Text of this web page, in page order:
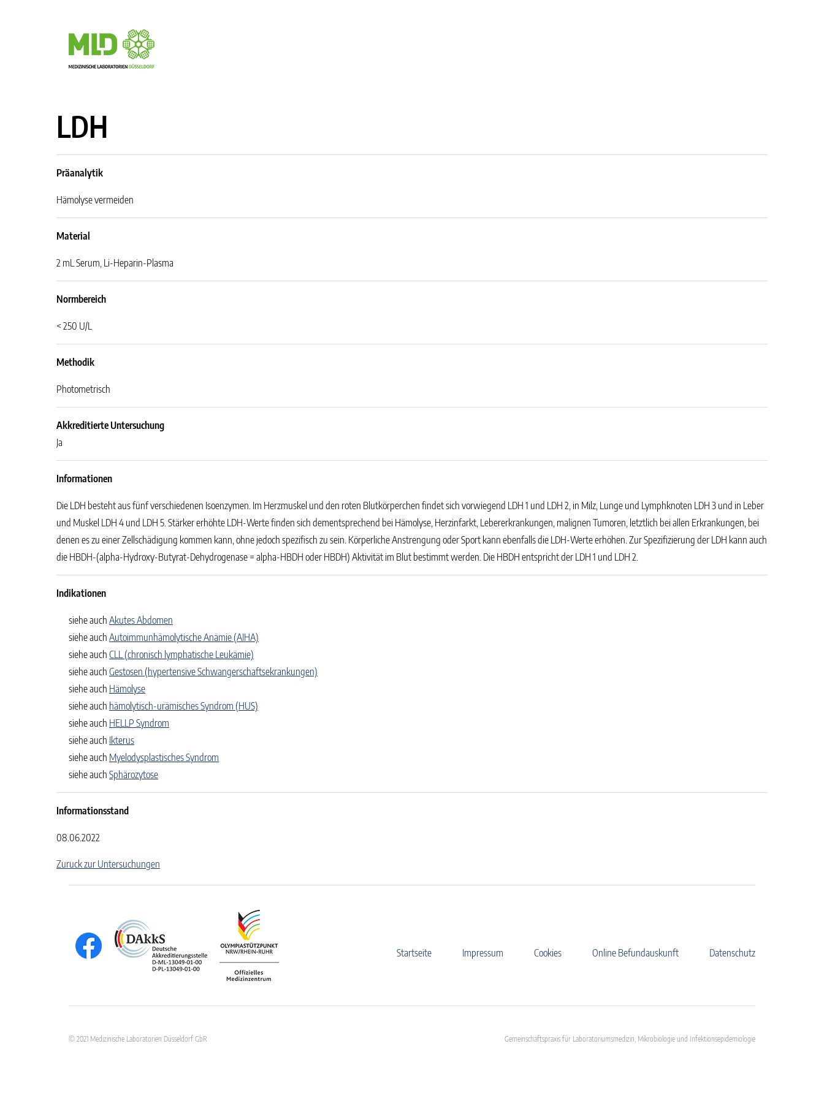
LDH
Präanalytik
Hämolyse vermeiden
Material
2 mL Serum, Li-Heparin-Plasma
Normbereich
< 250 U/L
Methodik
Photometrisch
Akkreditierte Untersuchung
Ja
Informationen
Die LDH besteht aus fünf verschiedenen Isoenzymen. Im Herzmuskel und den roten Blutkörperchen findet sich vorwiegend LDH 1 und LDH 2, in Milz, Lunge und Lymphknoten LDH 3 und in Leber
und Muskel LDH 4 und LDH 5. Stärker erhöhte LDH-Werte finden sich dementsprechend bei Hämolyse, Herzinfarkt, Lebererkrankungen, malignen Tumoren, letztlich bei allen Erkrankungen, bei
denen es zu einer Zellschädigung kommen kann, ohne jedoch spezifisch zu sein. Körperliche Anstrengung oder Sport kann ebenfalls die LDH-Werte erhöhen. Zur Spezifizierung der LDH kann auch
die HBDH-(alpha-Hydroxy-Butyrat-Dehydrogenase = alpha-HBDH oder HBDH) Aktivität im Blut bestimmt werden. Die HBDH entspricht der LDH 1 und LDH 2.
Indikationen
siehe auch Akutes Abdomen
siehe auch Autoimmunhämolytische Anämie (AIHA)
siehe auch CLL (chronisch lymphatische Leukämie)
siehe auch Gestosen (hypertensive Schwangerschaftsekrankungen)
siehe auch Hämolyse
siehe auch hämolytisch-urämisches Syndrom (HUS)
siehe auch HELLP Syndrom
siehe auch Ikterus
siehe auch Myelodysplastisches Syndrom
siehe auch Sphärozytose
Informationsstand
08.06.2022
Zuruck zur Untersuchungen
Startseite Impressum Cookies Online Befundauskunft Datenschutz
© 2021 Medizinische Laboratorien Düsseldorf GbR Gemeinschaftspraxis für Laboratoriumsmedizin, Mikrobiologie und Infektionsepidemiologie